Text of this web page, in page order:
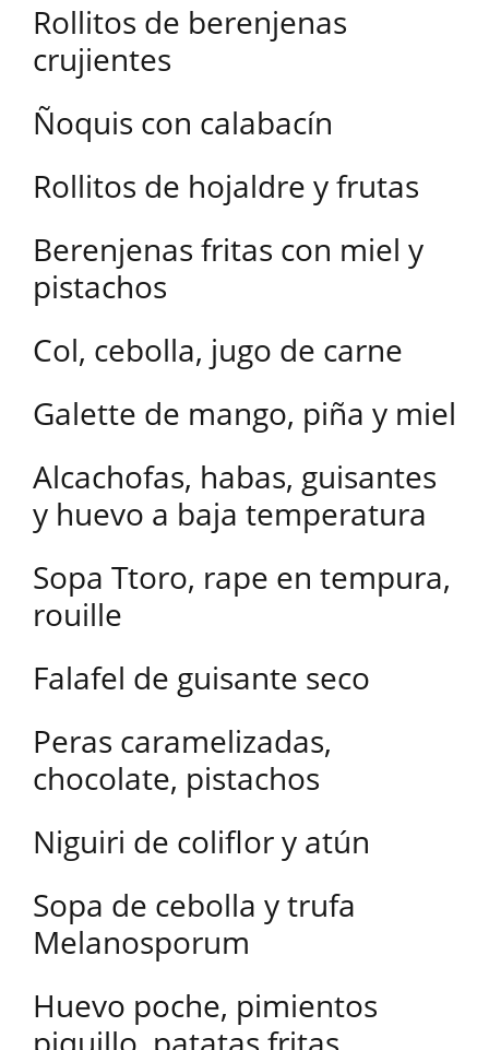
Rollitos de berenjenas
crujientes
Ñoquis con calabacín
Rollitos de hojaldre y frutas
Berenjenas fritas con miel y
pistachos
Col, cebolla, jugo de carne
Galette de mango, piña y miel
Alcachofas, habas, guisantes
y huevo a baja temperatura
Sopa Ttoro, rape en tempura,
rouille
Falafel de guisante seco
Peras caramelizadas,
chocolate, pistachos
Niguiri de coliflor y atún
Sopa de cebolla y trufa
Melanosporum
Huevo poche, pimientos